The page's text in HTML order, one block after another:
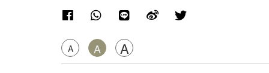
A A A